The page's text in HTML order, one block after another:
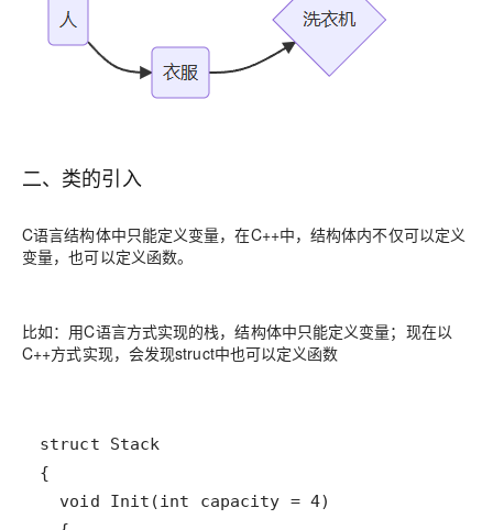
二、类的引入
C语言结构体中只能定义变量，在C++中，结构体内不仅可以定义
变量，也可以定义函数。
比如：用C语言方式实现的栈，结构体中只能定义变量；现在以
C++方式实现，会发现struct中也可以定义函数